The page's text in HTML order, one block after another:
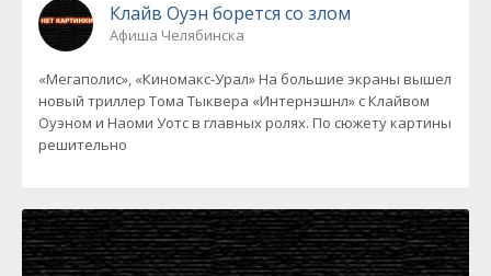
Клайв Оуэн борется со злом
Афиша Челябинска
«Мегаполис», «Киномакс-Урал» На большие экраны вышел
новый триллер Тома Тыквера «Интернэшнл» с Клайвом
Оуэном и Наоми Уотс в главных ролях. По сюжету картины
решительно